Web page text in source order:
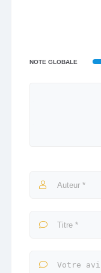
NOTE GLOBALE